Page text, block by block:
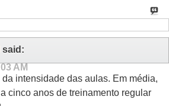
said:
AM
intensidade das aulas. Em média,
cinco anos de treinamento regular